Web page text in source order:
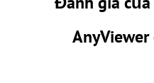
AnyViewer